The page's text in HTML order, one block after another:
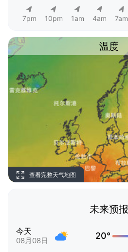
7pm 10pm 1am 4am 7am
温度
查看完整天气地图
未来预报
今天
08月08日 20°